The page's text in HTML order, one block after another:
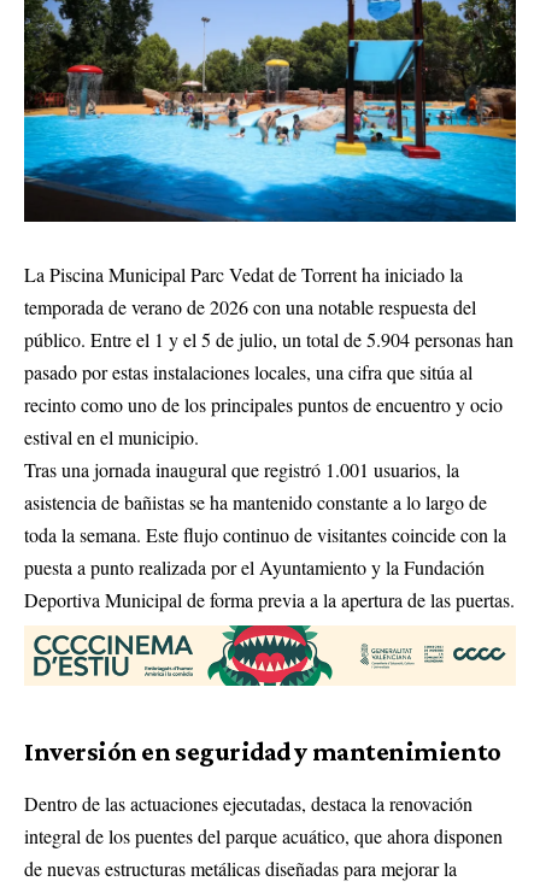
La Piscina Municipal Parc Vedat de Torrent ha iniciado la
temporada de verano de 2026 con una notable respuesta del
público. Entre el 1 y el 5 de julio, un total de 5.904 personas han
pasado por estas instalaciones locales, una cifra que sitúa al
recinto como uno de los principales puntos de encuentro y ocio
estival en el municipio.
Tras una jornada inaugural que registró 1.001 usuarios, la
asistencia de bañistas se ha mantenido constante a lo largo de
toda la semana. Este flujo continuo de visitantes coincide con la
puesta a punto realizada por el Ayuntamiento y la Fundación
Deportiva Municipal de forma previa a la apertura de las puertas.
Inversión en seguridad y mantenimiento
Dentro de las actuaciones ejecutadas, destaca la renovación
integral de los puentes del parque acuático, que ahora disponen
de nuevas estructuras metálicas diseñadas para mejorar la